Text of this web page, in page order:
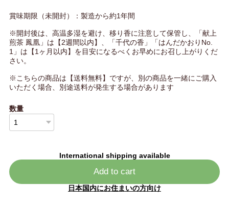
賞味期限（未開封）：製造から約1年間
※開封後は、高温多湿を避け、移り香に注意して保管し、「献上
煎茶 鳳凰」は【2週間以内】、「千代の香」「はんだかおりNo.
1」は【1ヶ月以内】を目安になるべくお早めにお召し上がりくだ
さい。
※こちらの商品は【送料無料】ですが、別の商品を一緒にご購入
いただく場合、別途送料が発生する場合があります
数量
International shipping available
Add to cart
日本国内にお住まいの方向け